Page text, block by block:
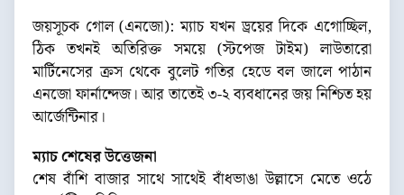
জয়সূচক গোল (এনজো): ম্যাচ যখন ড্রয়ের দিকে এগোচ্ছিল,
ঠিক তখনই অতিরিক্ত সময়ে (স্টপেজ টাইম) লাউতারো
মার্টিনেসের ক্রস থেকে বুলেট গতির হেডে বল জালে পাঠান
এনজো ফার্নান্দেজ। আর তাতেই ৩-২ ব্যবধানের জয় নিশ্চিত হয়
আর্জেন্টিনার।
ম্যাচ শেষের উত্তেজনা
শেষ বাঁশি বাজার সাথে সাথেই বাঁধভাঙা উল্লাসে মেতে ওঠে